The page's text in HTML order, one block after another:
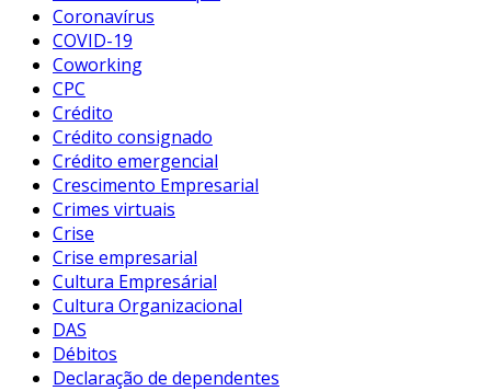
Coronavírus
COVID-19
Coworking
CPC
Crédito
Crédito consignado
Crédito emergencial
Crescimento Empresarial
Crimes virtuais
Crise
Crise empresarial
Cultura Empresárial
Cultura Organizacional
DAS
Débitos
Declaração de dependentes